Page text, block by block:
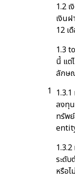
1
1.2 เ
เงินฝ
12 เ
1.3
นี้ แต่
ลักษ
ลงทุ
ทรัพ
ระดั
หรือ